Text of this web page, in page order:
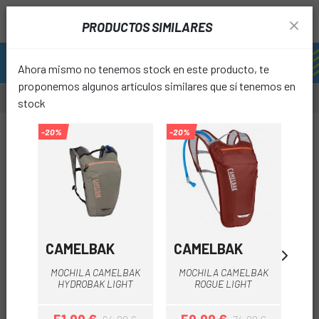
PRODUCTOS SIMILARES
Ahora mismo no tenemos stock en este producto, te
proponemos algunos artículos similares que sí tenemos en
stock
-20%
CAMELBAK
MOCHILA CAMELBAK
HYDROBAK LIGHT
-20%
CAMELBAK
MOCHILA CAMELBAK
ROGUE LIGHT